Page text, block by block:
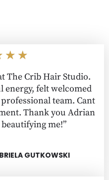
★ ★
5
din
5
The Crib Hair Studio.
energy, felt welcomed
team. Cant
Thank you Adrian
me!”
GUTKOWSKI